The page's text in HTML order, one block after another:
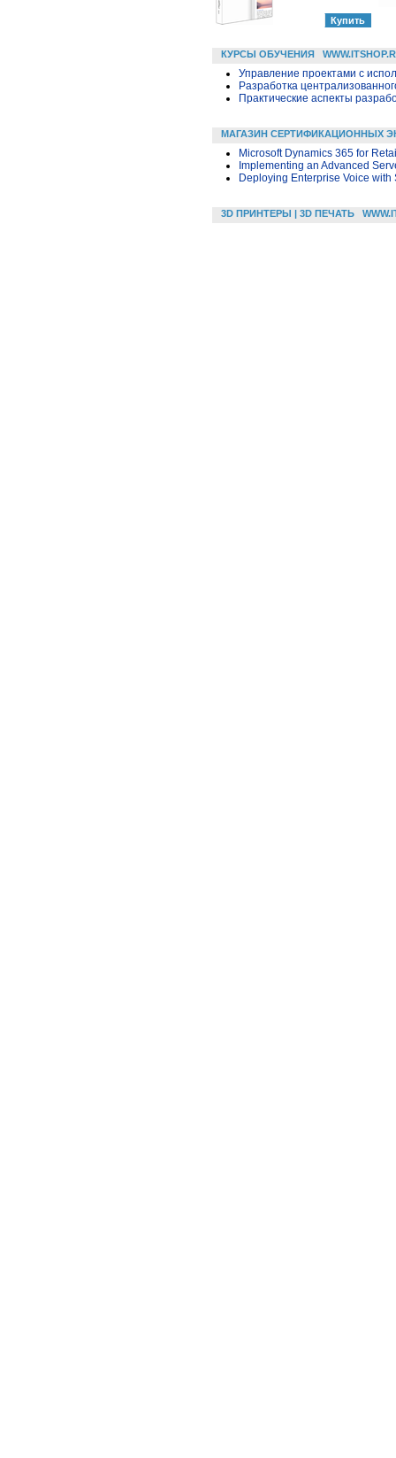
КУРСЫ ОБУЧЕНИЯ
Управление проектами с
Разработка
Практические аспекты
МАГАЗИН СЕРТИФИКАЦИОННЫХ
Microsoft Dynamics 365 for
Implementing an Advanced
Deploying Enterprise Voice with
3D ПРИНТЕРЫ | 3D ПЕЧАТЬ